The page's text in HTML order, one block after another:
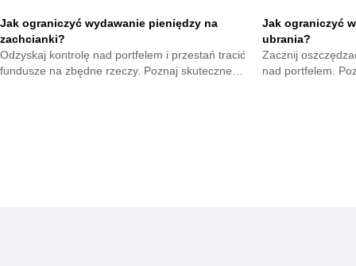
Jak ograniczyć wydawanie pieniędzy na
zachcianki?
Odzyskaj kontrolę nad portfelem i przestań tracić
fundusze na zbędne rzeczy. Poznaj skuteczne
Jak ograniczyć
ubrania?
Zacznij
nad portfelem.